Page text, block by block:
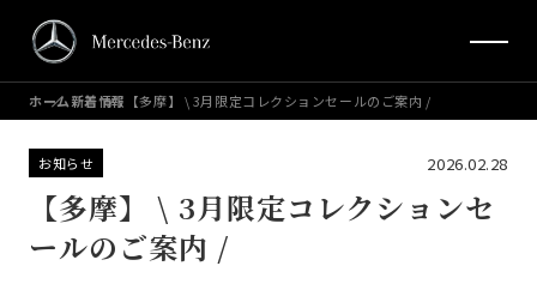
ホーム新着情報 【多摩】 \ 3月限定コレクションセールのご案内 /
お知らせ 2026.02.28
【多摩】 \ 3月限定コレクションセ
ールのご案内 /